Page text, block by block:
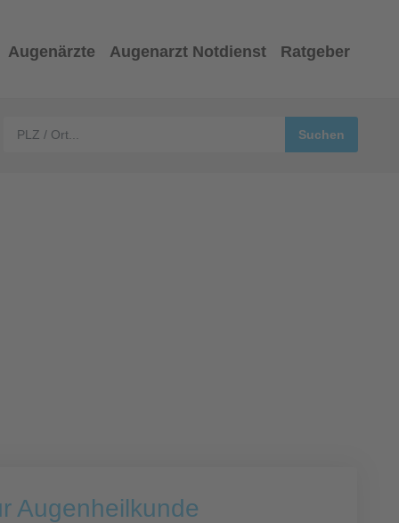
Augenärzte Augenarzt Notdienst Ratgeber
Augenheilkunde